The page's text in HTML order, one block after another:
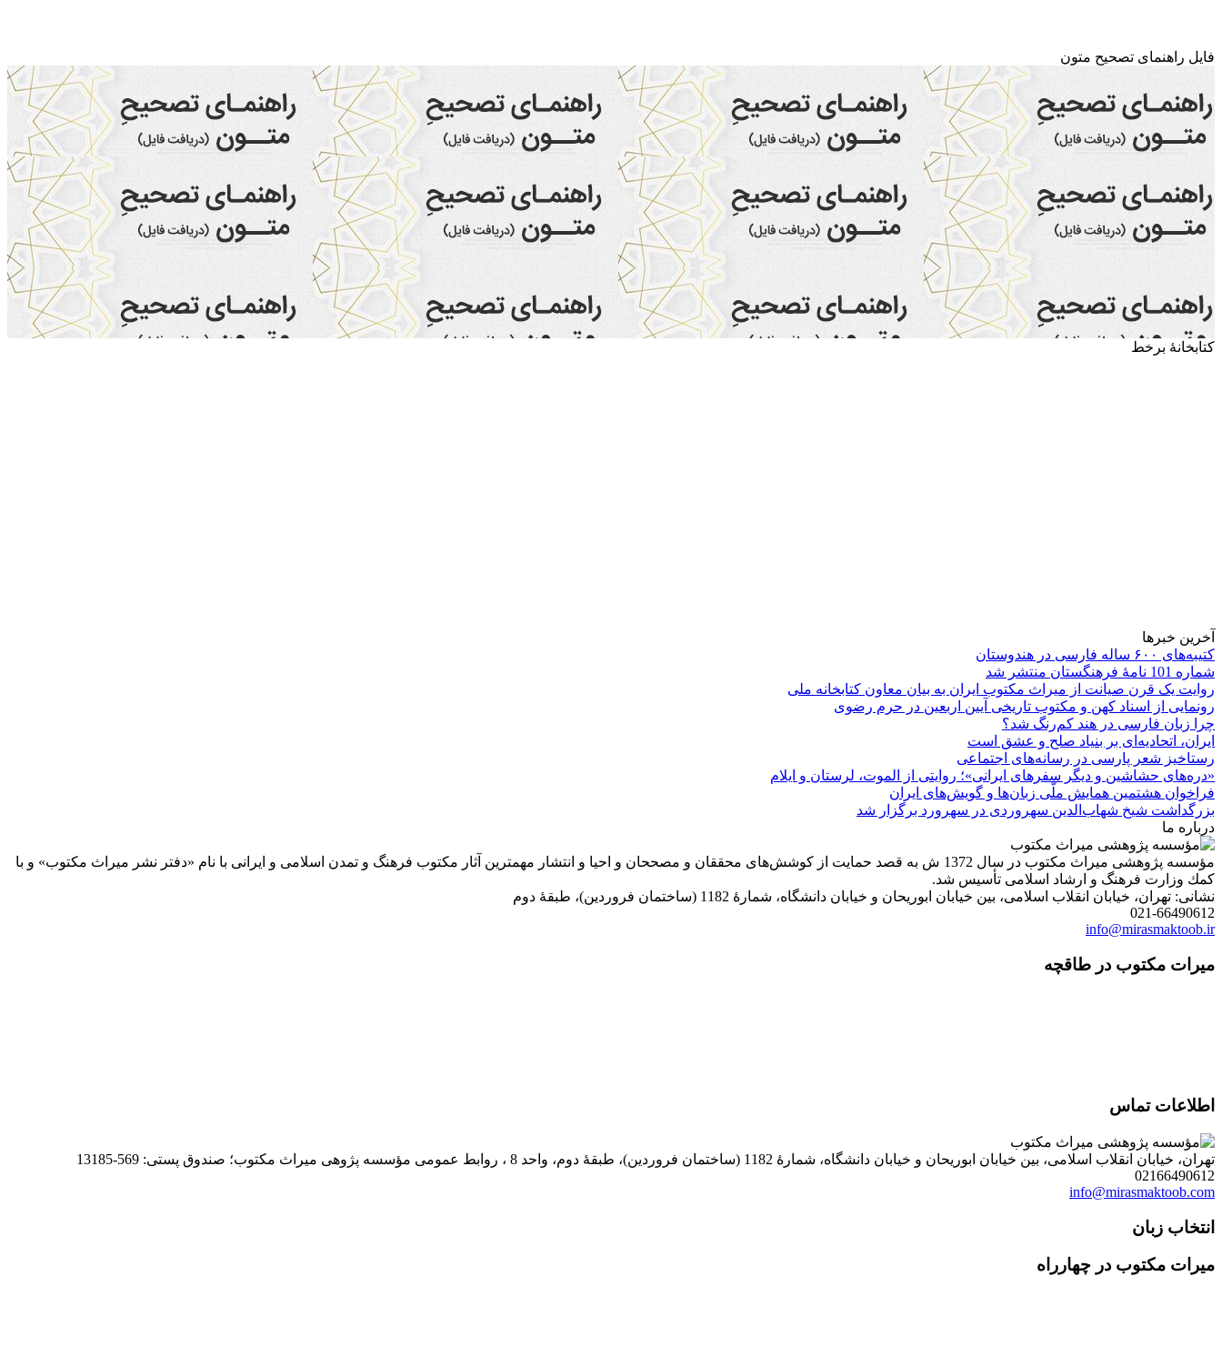
فایل راهنمای تصحیح متون
کتابخانۀ برخط
آخرین خبرها
کتیبه‌های ۶۰۰ ساله فارسی در هندوستان
شماره 101 نامۀ فرهنگستان منتشر شد
روایت یک قرن صیانت از میراث مکتوب ایران به بیان معاون کتابخانه ملی
رونمایی از اسناد کهن و مکتوب تاریخی آیین اربعین در حرم رضوی
چرا زبان فارسی در هند کم‌رنگ شد؟
ایران، اتحادیه‌ای بر بنیاد صلح و عشق است
رستاخیز شعر پارسی در رسانه‌های اجتماعی
«دره‌های حشاشین و دیگر سفرهای ایرانی»؛ روایتی از الموت، لرستان و ایلام
فراخوان هشتمین همایش ملّی زبان‌ها و گویش‌های ایران
بزرگداشت شیخ شهاب‌الدین سهروردی در سهرورد برگزار شد
درباره ما
مؤسسه پژوهشی میراث مكتوب در سال 1372 ش به قصد حمایت از كوشش‌های محققان و مصححان و احیا و انتشار مهمترین آثار مكتوب فرهنگ و تمدن اسلامی و ایرانی با نام «دفتر نشر میراث مكتوب» و با
كمك وزارت فرهنگ و ارشاد اسلامی تأسیس شد.
نشانی: تهران، خیابان انقلاب اسلامی، بین خیابان ابوریحان و خیابان دانشگاه، شمارۀ 1182 (ساختمان فروردین)، طبقۀ دوم
021-66490612
info@mirasmaktoob.ir
میرات مکتوب در طاقچه
اطلاعات تماس
تهران، خیابان انقلاب اسلامی، بین خیابان ابوریحان و خیابان دانشگاه، شمارۀ 1182 (ساختمان فروردین)، طبقۀ دوم، واحد 8 ، روابط عمومی مؤسسه پژوهی میراث مکتوب؛ صندوق پستی: 569-13185
02166490612
info@mirasmaktoob.com
انتخاب زبان
میرات مکتوب در چهارراه